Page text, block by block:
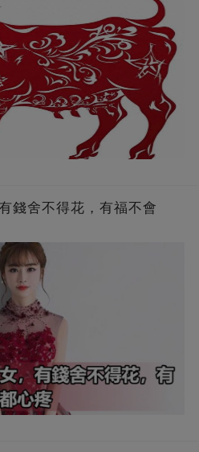
錢舍不得花，有福不會